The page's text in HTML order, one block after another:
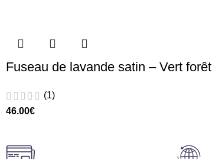
Fuseau de lavande satin – Vert forêt
(1)
46.00€